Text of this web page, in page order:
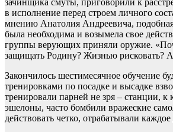
в исполнение перед строем личного
мнению Анатолия Андреевича,
была необходима и возымела свое
группы верующих приняли оружие.
защищать Родину? Жизнью рисковать? А
Закончилось шестимесячное обучение
тренировками по посадке и высадке
тренировали парней не зря – станции, к
эшелоны, часто бомбили вражеские
действовать четко, отрабатывали